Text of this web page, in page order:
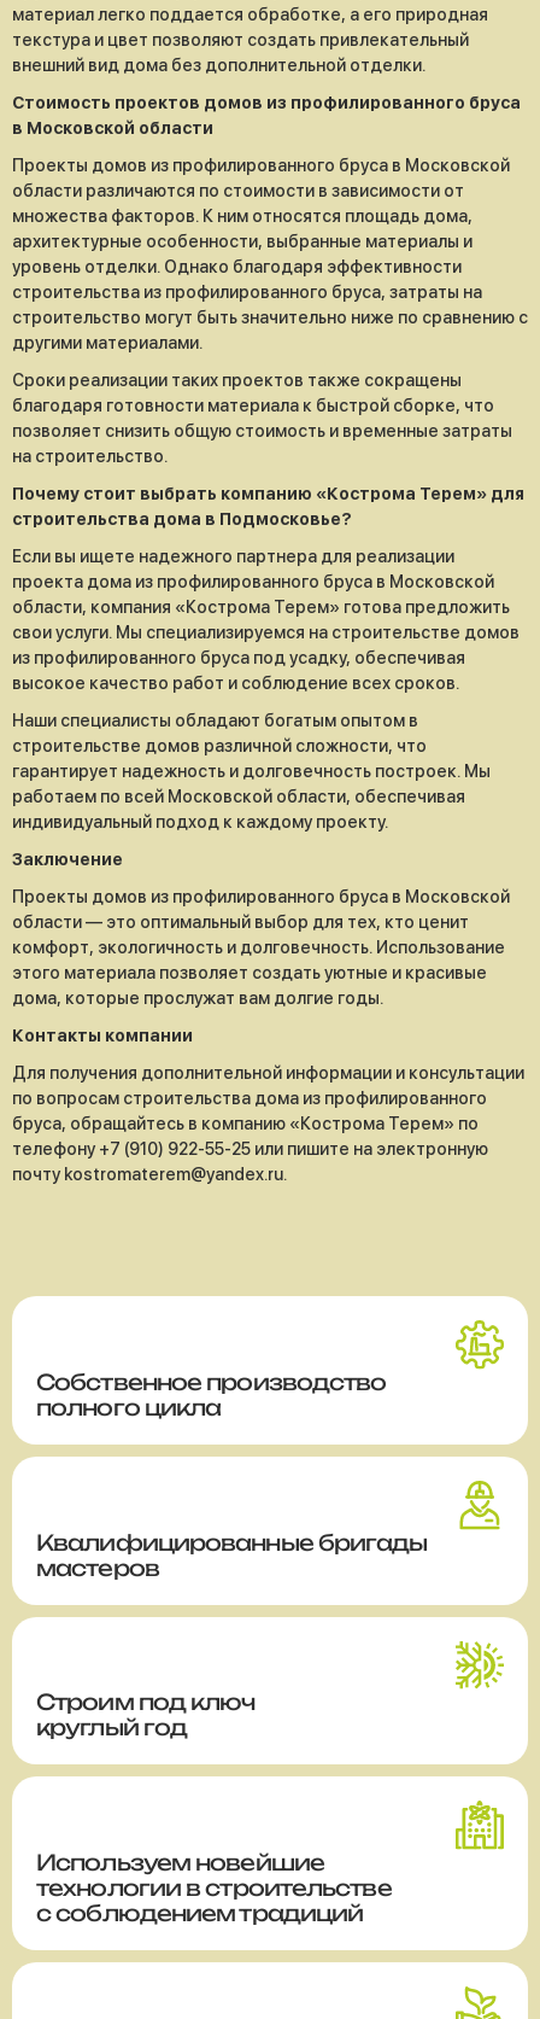
материал легко поддается обработке, а его природная
текстура и цвет позволяют создать привлекательный
внешний вид дома без дополнительной отделки.
Стоимость проектов домов из профилированного бруса
в Московской области
Проекты домов из профилированного бруса в Московской
области различаются по стоимости в зависимости от
множества факторов. К ним относятся площадь дома,
архитектурные особенности, выбранные материалы и
уровень отделки. Однако благодаря эффективности
строительства из профилированного бруса, затраты на
строительство могут быть значительно ниже по сравнению с
другими материалами.
Сроки реализации таких проектов также сокращены
благодаря готовности материала к быстрой сборке, что
позволяет снизить общую стоимость и временные затраты
на строительство.
Почему стоит выбрать компанию «Кострома Терем» для
строительства дома в Подмосковье?
Если вы ищете надежного партнера для реализации
проекта дома из профилированного бруса в Московской
области, компания «Кострома Терем» готова предложить
свои услуги. Мы специализируемся на строительстве домов
из профилированного бруса под усадку, обеспечивая
высокое качество работ и соблюдение всех сроков.
Наши специалисты обладают богатым опытом в
строительстве домов различной сложности, что
гарантирует надежность и долговечность построек. Мы
работаем по всей Московской области, обеспечивая
индивидуальный подход к каждому проекту.
Заключение
Проекты домов из профилированного бруса в Московской
области — это оптимальный выбор для тех, кто ценит
комфорт, экологичность и долговечность. Использование
этого материала позволяет создать уютные и красивые
дома, которые прослужат вам долгие годы.
Контакты компании
Для получения дополнительной информации и консультации
по вопросам строительства дома из профилированного
бруса, обращайтесь в компанию «Кострома Терем» по
телефону +7 (910) 922-55-25 или пишите на электронную
почту kostromaterem@yandex.ru.
Собственное производство
полного цикла
Квалифицированные бригады
мастеров
Строим под ключ
круглый год
Используем новейшие
технологии в строительстве
с соблюдением традиций